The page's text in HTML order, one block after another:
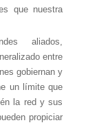
que nuestra
aliados,
entre
gobiernan y
un límite que
la red y sus
propiciar